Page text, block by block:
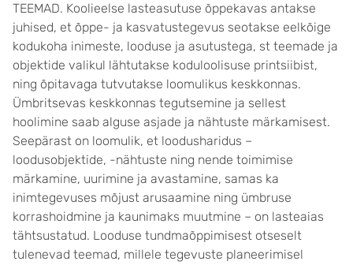
TEEMAD. Koolieelse lasteasutuse õppekavas antakse
juhised, et õppe- ja kasvatustegevus seotakse eelkõige
kodukoha inimeste, looduse ja asutustega, st teemade ja
objektide valikul lähtutakse koduloolisuse printsiibist,
ning õpitavaga tutvutakse loomulikus keskkonnas.
Ümbritsevas keskkonnas tegutsemine ja sellest
hoolimine saab alguse asjade ja nähtuste märkamisest.
Seepärast on loomulik, et loodusharidus –
loodusobjektide, -nähtuste ning nende toimimise
märkamine, uurimine ja avastamine, samas ka
inimtegevuses mõjust arusaamine ning ümbruse
korrashoidmine ja kaunimaks muutmine – on lasteaias
tähtsustatud. Looduse tundmaõppimisest otseselt
tulenevad teemad, millele tegevuste planeerimisel